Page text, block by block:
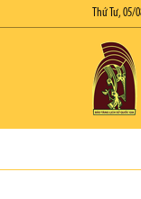
Thứ Tư, 05/